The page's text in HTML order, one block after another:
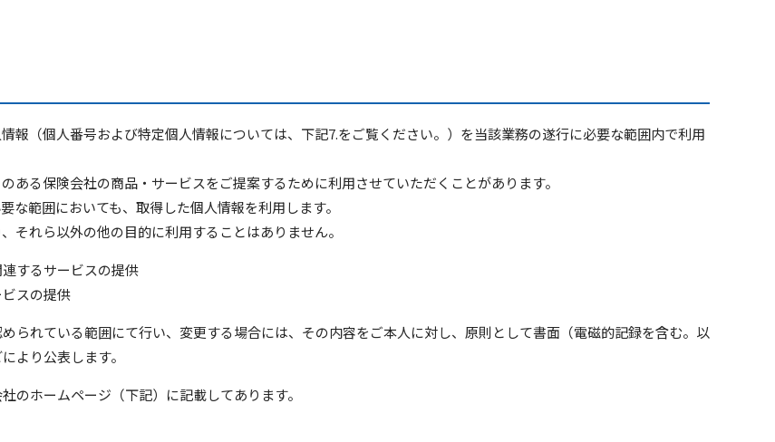
報（個人番号および特定個人情報については、下記7.をご覧ください。）を当該業務の遂行に必要な範囲内で利用
ある保険会社の商品・サービスをご提案するために利用させていただくことがあります。
な範囲においても、取得した個人情報を利用します。
それら以外の他の目的に利用することはありません。
するサービスの提供
スの提供
られている範囲にて行い、変更する場合には、その内容をご本人に対し、原則として書面（電磁的記録を含む。以
より公表します。
のホームページ（下記）に記載してあります。